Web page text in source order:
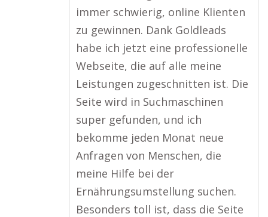
immer schwierig, online Klienten
zu gewinnen. Dank Goldleads
habe ich jetzt eine professionelle
Webseite, die auf alle meine
Leistungen zugeschnitten ist. Die
Seite wird in Suchmaschinen
super gefunden, und ich
bekomme jeden Monat neue
Anfragen von Menschen, die
meine Hilfe bei der
Ernährungsumstellung suchen.
Besonders toll ist, dass die Seite